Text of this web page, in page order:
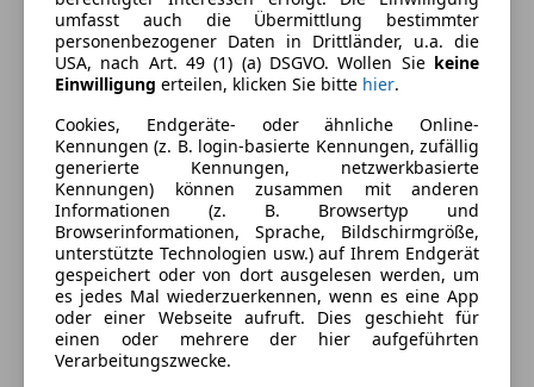
Komfort
2-Zonen-Klimaautomatik
Armlehne
Berganfahrassistent
Einparkhilfe
Einparkhilfe Rückfahrkamera
Einparkhilfe Sensoren hinten
Elektrische Fensterheber
Elektrische Seitenspiegel
Elektrische Sitze
Getönte Scheiben
Mehr anzeigen
Farbe und Innenausstattung
Außenfarbe
Weiß
Farbe laut Hersteller
Weiß
Farbe der
Innenausstattung
Schwarz
Innenausstattung Vollleder
umfasst auch die Übermittlung bestimmter
personenbezogener Daten in Drittländer, u.a. die
USA, nach Art. 49 (1) (a) DSGVO. Wollen Sie keine
Einwilligung erteilen, klicken Sie bitte hier.
Cookies, Endgeräte- oder ähnliche Online-
Kennungen (z. B. login-basierte Kennungen, zufällig
generierte Kennungen, netzwerkbasierte
Kennungen) können zusammen mit anderen
Informationen (z. B. Browsertyp und
Browserinformationen, Sprache, Bildschirmgröße,
unterstützte Technologien usw.) auf Ihrem Endgerät
gespeichert oder von dort ausgelesen werden, um
es jedes Mal wiederzuerkennen, wenn es eine App
oder einer Webseite aufruft. Dies geschieht für
einen oder mehrere der hier aufgeführten
Verarbeitungszwecke.